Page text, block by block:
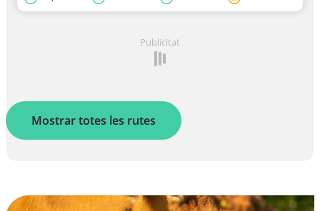
Publicitat
Mostrar totes les rutes